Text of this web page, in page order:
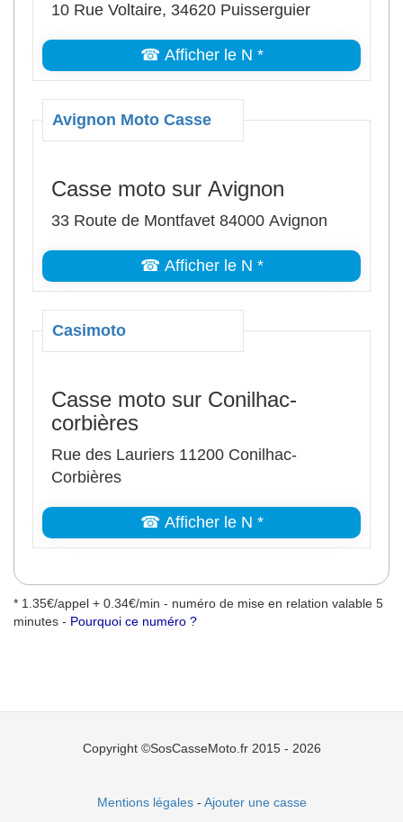
10 Rue Voltaire, 34620 Puisserguier
☎ Afficher le N *
Avignon Moto Casse
Casse moto sur Avignon
33 Route de Montfavet 84000 Avignon
☎ Afficher le N *
Casimoto
Casse moto sur Conilhac-
corbières
Rue des Lauriers 11200 Conilhac-
Corbières
☎ Afficher le N *
* 1.35€/appel + 0.34€/min - numéro de mise en relation valable 5
minutes - Pourquoi ce numéro ?
Copyright ©SosCasseMoto.fr 2015 - 2026
Mentions légales- Ajouter une casse